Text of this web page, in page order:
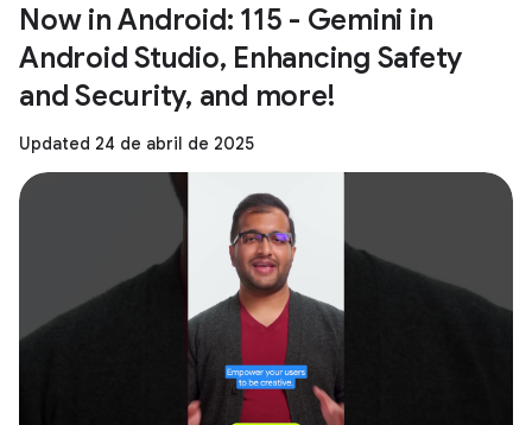
Now in Android: 115 - Gemini in
Android Studio, Enhancing Safety
and Security, and more!
Updated 24 de abril de 2025